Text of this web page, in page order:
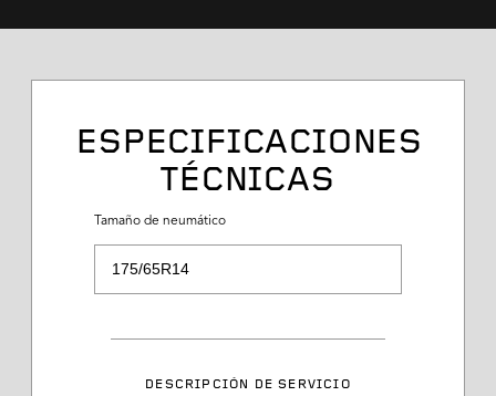
ESPECIFICACIONES
TÉCNICAS
Tamaño de neumático
DESCRIPCIÓN DE SERVICIO